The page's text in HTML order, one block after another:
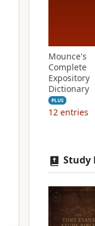
Mounce's
Complete
Expository
Dictionary
PLUS
12 entries
Study